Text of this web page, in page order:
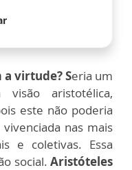
virtude? Seria um
aristotélica,
este não poderia
nas mais
e coletivas. Essa
social. Aristóteles